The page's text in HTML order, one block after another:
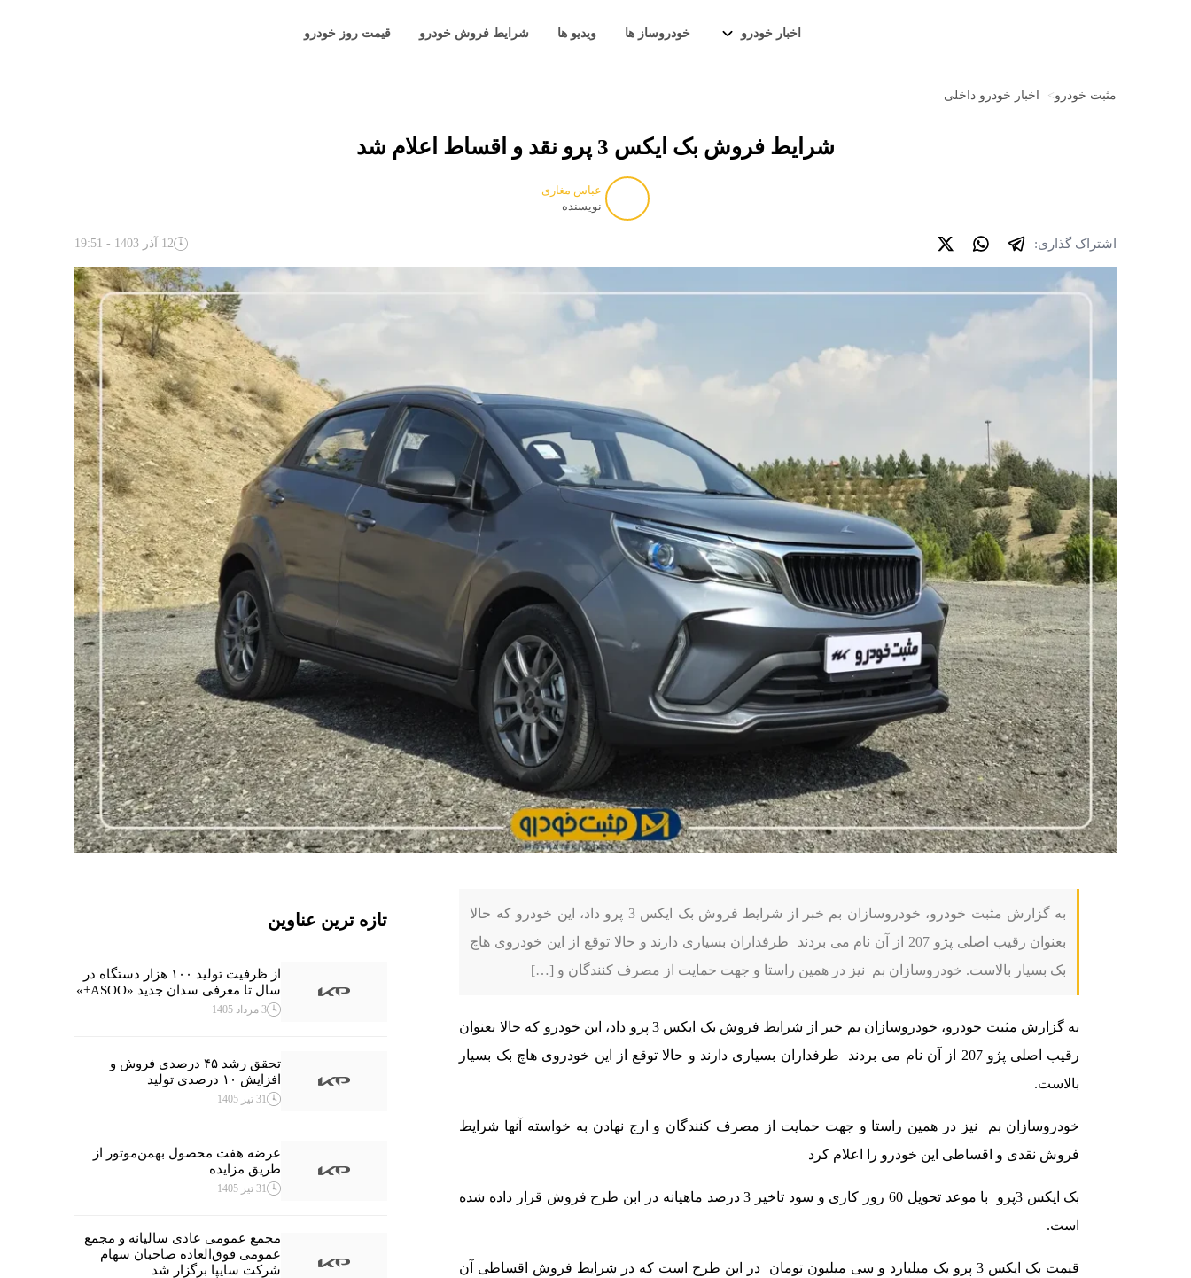
اخبار خودرو خودروساز ها ویدیو ها شرایط فروش خودرو قیمت روز خودرو
مثبت خودرو> اخبار خودرو داخلی
شرایط فروش بک ایکس 3 پرو نقد و اقساط اعلام شد
عباس مغاری
نویسنده
اشتراک گذاری: 12 آذر 1403 - 19:51
به گزارش مثبت خودرو، خودروسازان بم خبر از شرایط فروش بک ایکس 3 پرو داد، این خودرو که حالا
بعنوان رقیب اصلی پژو 207 از آن نام می بردند طرفداران بسیاری دارند و حالا توقع از این خودروی هاچ
بک بسیار بالاست. خودروسازان بم نیز در همین راستا و جهت حمایت از مصرف کنندگان و […]
به گزارش مثبت خودرو، خودروسازان بم خبر از شرایط فروش بک ایکس 3 پرو داد، این خودرو که حالا بعنوان
رقیب اصلی پژو 207 از آن نام می بردند طرفداران بسیاری دارند و حالا توقع از این خودروی هاچ بک بسیار
بالاست.
خودروسازان بم نیز در همین راستا و جهت حمایت از مصرف کنندگان و ارج نهادن به خواسته آنها شرایط
فروش نقدی و اقساطی این خودرو را اعلام کرد
بک ایکس 3پرو با موعد تحویل 60 روز کاری و سود تاخیر 3 درصد ماهیانه در ابن طرح فروش قرار داده شده
است.
قیمت بک ایکس 3 پرو یک میلیارد و سی میلیون تومان در این طرح است که در شرایط فروش اقساطی آن
تازه ترین عناوین
از ظرفیت تولید ۱۰۰ هزار دستگاه در
سال تا معرفی سدان جدید «ASOO+»
3 مرداد 1405
تحقق رشد ۴۵ درصدی فروش و
افزایش ۱۰ درصدی تولید
31 تیر 1405
عرضه هفت محصول بهمن‌موتور از
طریق مزایده
31 تیر 1405
مجمع عمومی عادی سالیانه و مجمع
عمومی فوق‌العاده صاحبان سهام
شرکت سایپا برگزار شد